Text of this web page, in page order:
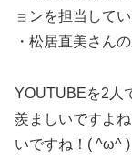
ョンを担当して
・松居直美さん
YOUTUBEを2人
羨ましいですよ
いですね！( ^ω^ )